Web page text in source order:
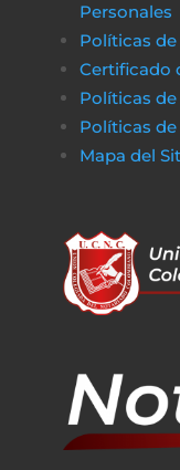
Personales
Políticas
Certificado
Políticas
Políticas
Mapa del